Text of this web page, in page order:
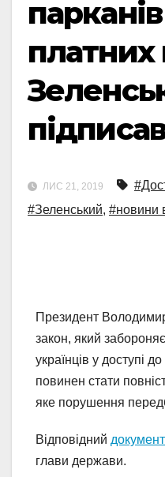
платних
ЛИС 21, 2019
#Зеленський, #новини
Президент
закон, який
українців у доступі
повинен стати
яке порушення
Відповідний документ
глави держави.